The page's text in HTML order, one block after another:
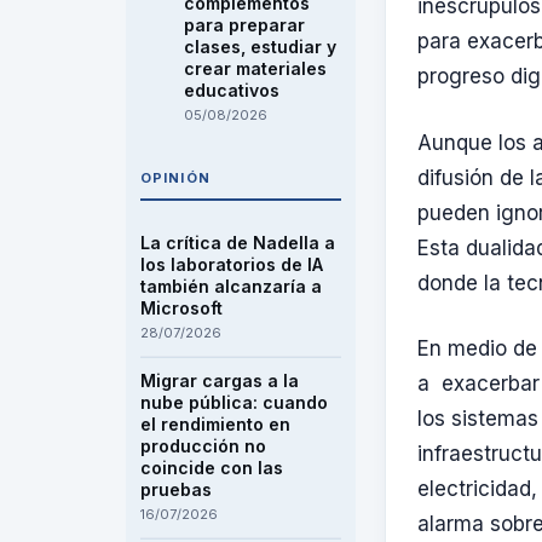
para preparar
clases, estudiar y
crear materiales
educativos
05/08/2026
OPINIÓN
La crítica de Nadella a
los laboratorios de IA
también alcanzaría a
Microsoft
28/07/2026
Migrar cargas a la
nube pública: cuando
el rendimiento en
producción no
coincide con las
pruebas
16/07/2026
para
progreso
Aunque los
difusión de
pueden
Esta
donde la
En medio
a exacerbar
los
alarma